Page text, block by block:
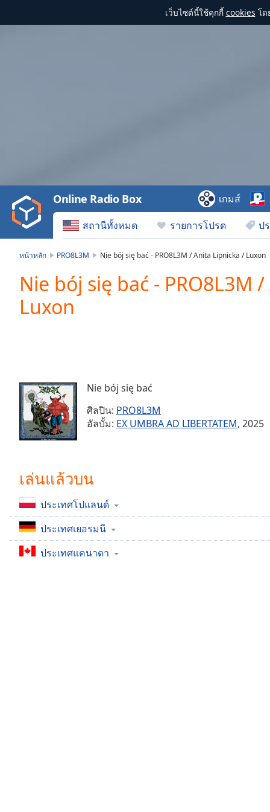
เว็บไซต์นี้ใช้คุกกี้ cookies โด
Video
Play
Backward
Skip
Current
Time0:00
Duration-:-
TypeLIVE
Seek to
live,
currently
behind
LIVE
Remaining
Rate
Chapters
สถานีทั้งหมด รายการโปรด ป
Online Radio Box เกมส์
หน้าหลัก PRO8L3M Nie bój się bać - PRO8L3M / Anita Lipnicka / Luxon
Nie bój się bać - PRO8L3M
Luxon
Nie bój się bać
ศิลปิน: PRO8L3M
อัลบั้ม: EX UMBRA AD LIBERTATEM, 2025
เล่นแล้วบน
ประเทศโปแลนด์
ประเทศเยอรมนี
ประเทศแคนาดา